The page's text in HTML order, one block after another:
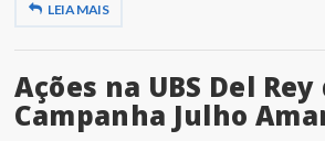
LEIA MAIS
Ações na UBS Del
Campanha Julho